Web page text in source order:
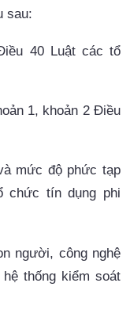
sau:
40 Luật các tổ
1, khoản 2 Điều
mức độ phức tạp
chức tín dụng phi
người, công nghệ
thống kiểm soát